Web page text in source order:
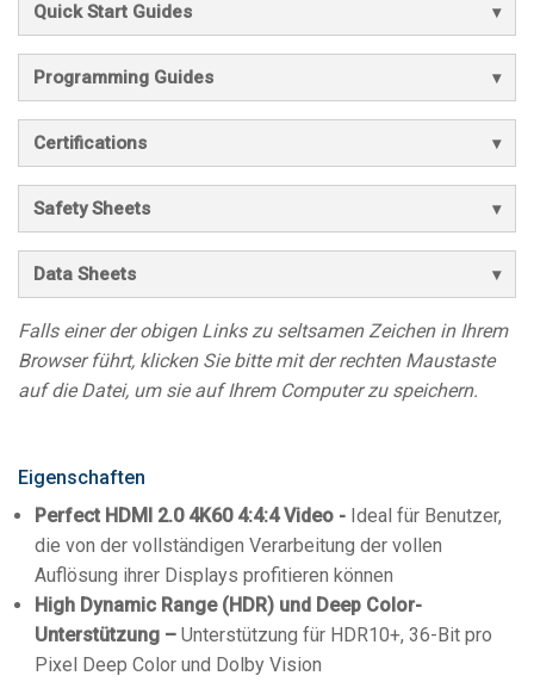
Quick Start Guides
Programming Guides
Certifications
Safety Sheets
Data Sheets
Falls einer der obigen Links zu seltsamen Zeichen in Ihrem
Browser führt, klicken Sie bitte mit der rechten Maustaste
auf die Datei, um sie auf Ihrem Computer zu speichern.
Eigenschaften
Perfect HDMI 2.0 4K60 4:4:4 Video - Ideal für Benutzer,
die von der vollständigen Verarbeitung der vollen
Auflösung ihrer Displays profitieren können
High Dynamic Range (HDR) und Deep Color-
Unterstützung – Unterstützung für HDR10+, 36-Bit pro
Pixel Deep Color und Dolby Vision